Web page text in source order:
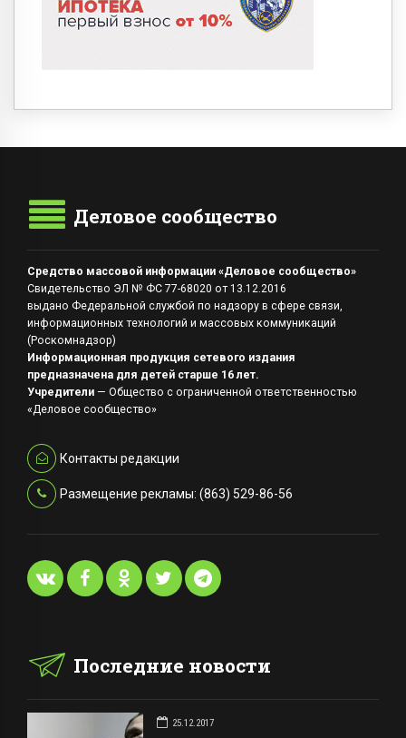
Деловое сообщество
Средство массовой информации «Деловое сообщество»
Свидетельство ЭЛ № ФС 77-68020 от 13.12.2016
выдано Федеральной службой по надзору в сфере связи,
информационных технологий и массовых коммуникаций
(Роскомнадзор)
Информационная продукция сетевого издания
предназначена для детей старше 16 лет.
Учредители — Общество с ограниченной ответственностью
«Деловое сообщество»
Контакты редакции
Размещение рекламы: (863) 529-86-56
Последние новости
25.12.2017